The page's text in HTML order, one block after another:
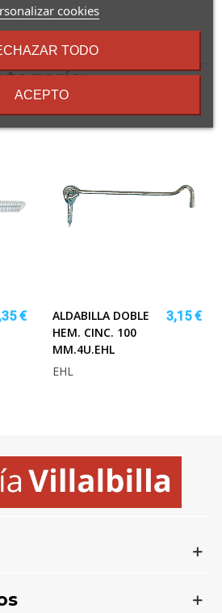
En La
€
ALDABILLA DOBLE
HEM. CINC. 100
MM.4U.EHL
3,15 €
EHL
cookies
TODO
ACEPTO